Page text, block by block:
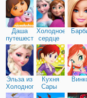
Даша
путешественница
Холодное
сердце
Эльза из
Холодного
сердца
Кухня
Сары